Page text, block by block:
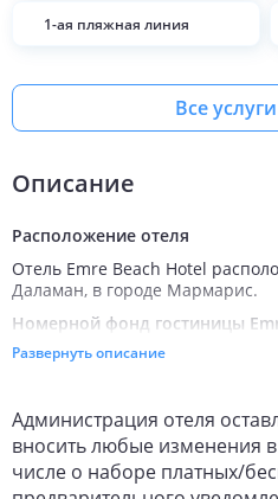
1-ая пляжная линия
Все
Описание
Расположение отеля
Отель Emre Beach Hotel
Даламан, в городе Мармарис.
Номерной фонд гостиницы
Для размещения предлагается
Wi-Fi;
санузел с душем;
фен;
туалетно-косметические
Развернуть описание
Администрация отеля
вносить любые изменения
числе о наборе платных/